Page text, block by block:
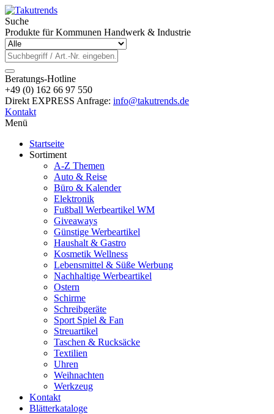
Suche
Produkte für Kommunen Handwerk & Industrie
Beratungs-Hotline
+49 (0) 162 66 97 550
Direkt EXPRESS Anfrage: info@takutrends.de
Kontakt
Menü
Startseite
Sortiment
A-Z Themen
Auto & Reise
Büro & Kalender
Elektronik
Fußball Werbeartikel WM
Giveaways
Günstige Werbeartikel
Haushalt & Gastro
Kosmetik Wellness
Lebensmittel & Süße Werbung
Nachhaltige Werbeartikel
Ostern
Schirme
Schreibgeräte
Sport Spiel & Fan
Streuartikel
Taschen & Rucksäcke
Textilien
Uhren
Weihnachten
Werkzeug
Kontakt
Blätterkataloge